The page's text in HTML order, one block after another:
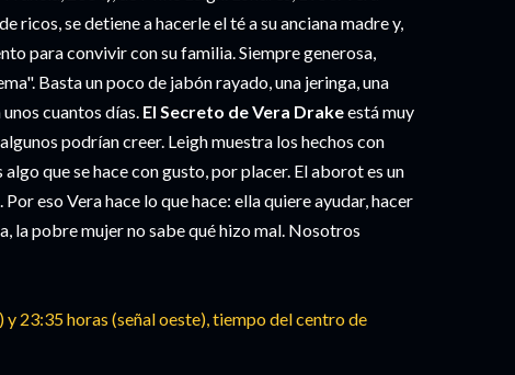
ricos, se detiene a hacerle el té a su anciana madre y,
para convivir con su familia. Siempre generosa,
Basta un poco de jabón rayado, una jeringa, una
cuantos días. El Secreto de Vera Drakeestá muy
podrían creer. Leigh muestra los hechos con
que se hace con gusto, por placer. El aborot es un
eso Vera hace lo que hace: ella quiere ayudar, hacer
la pobre mujer no sabe qué hizo mal. Nosotros
y 23:35 horas (señal oeste), tiempo del centro de